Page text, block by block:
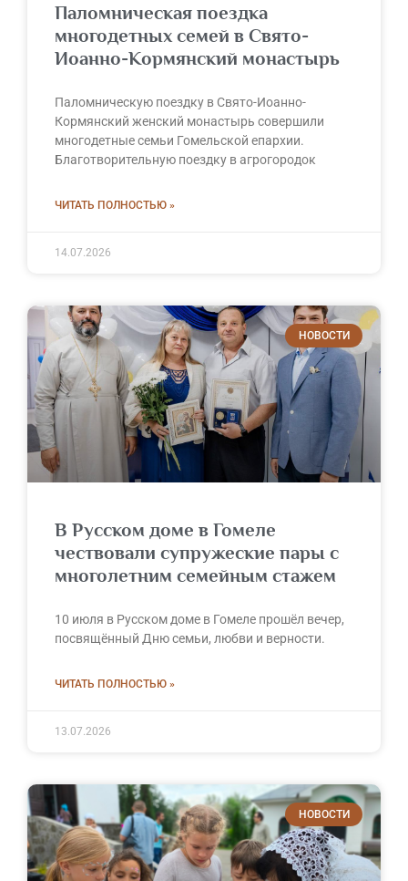
Паломническая поездка
многодетных семей в Свято-
Иоанно-Кормянский монастырь
Паломническую поездку в Свято-Иоанно-
Кормянский женский монастырь совершили
многодетные семьи Гомельской епархии.
Благотворительную поездку в агрогородок
ЧИТАТЬ ПОЛНОСТЬЮ »
14.07.2026
НОВОСТИ
В Русском доме в Гомеле
чествовали супружеские пары с
многолетним семейным стажем
10 июля в Русском доме в Гомеле прошёл вечер,
посвящённый Дню семьи, любви и верности.
ЧИТАТЬ ПОЛНОСТЬЮ »
13.07.2026
НОВОСТИ